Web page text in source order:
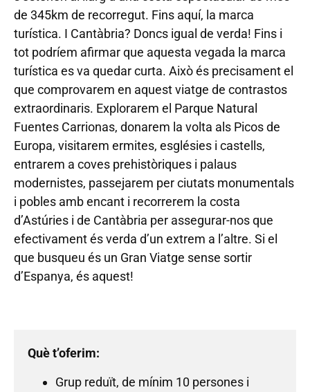
de 345km de recorregut. Fins aquí, la marca
turística. I Cantàbria? Doncs igual de verda! Fins i
tot podríem afirmar que aquesta vegada la marca
turística es va quedar curta. Això és precisament el
que comprovarem en aquest viatge de contrastos
extraordinaris. Explorarem el Parque Natural
Fuentes Carrionas, donarem la volta als Picos de
Europa, visitarem ermites, esglésies i castells,
entrarem a coves prehistòriques i palaus
modernistes, passejarem per ciutats monumentals
i pobles amb encant i recorrerem la costa
d’Astúries i de Cantàbria per assegurar-nos que
efectivament és verda d’un extrem a l’altre. Si el
que busqueu és un Gran Viatge sense sortir
d’Espanya, és aquest!
Què t’oferim:
Grup reduït, de mínim 10 persones i